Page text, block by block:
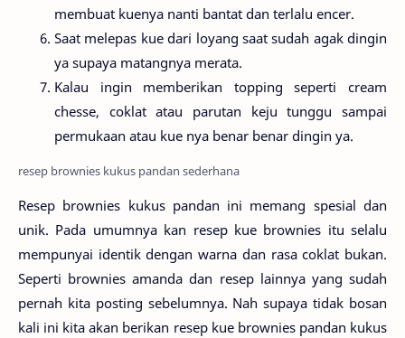
membuat kuenya nanti bantat dan terlalu encer.
Saat melepas kue dari loyang saat sudah agak dingin
ya supaya matangnya merata.
Kalau ingin memberikan topping seperti cream
chesse, coklat atau parutan keju tunggu sampai
permukaan atau kue nya benar benar dingin ya.
resep brownies kukus pandan sederhana
Resep brownies kukus pandan ini memang spesial dan
unik. Pada umumnya kan resep kue brownies itu selalu
mempunyai identik dengan warna dan rasa coklat bukan.
Seperti brownies amanda dan resep lainnya yang sudah
pernah kita posting sebelumnya. Nah supaya tidak bosan
kali ini kita akan berikan resep kue brownies pandan kukus